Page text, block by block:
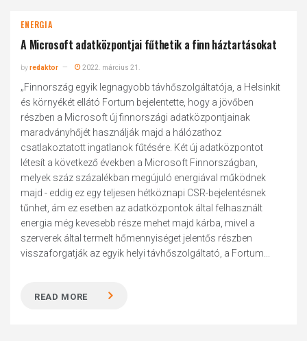
ENERGIA
A Microsoft adatközpontjai fűthetik a finn háztartásokat
byredaktor 2022. március 21.
„Finnország egyik legnagyobb távhőszolgáltatója, a Helsinkit
és környékét ellátó Fortum bejelentette, hogy a jövőben
részben a Microsoft új finnországi adatközpontjainak
maradványhőjét használják majd a hálózathoz
csatlakoztatott ingatlanok fűtésére. Két új adatközpontot
létesít a következő években a Microsoft Finnországban,
melyek száz százalékban megújuló energiával működnek
majd - eddig ez egy teljesen hétköznapi CSR-bejelentésnek
tűnhet, ám ez esetben az adatközpontok által felhasznált
energia még kevesebb része mehet majd kárba, mivel a
szerverek által termelt hőmennyiséget jelentős részben
visszaforgatják az egyik helyi távhőszolgáltató, a Fortum...
READ MORE